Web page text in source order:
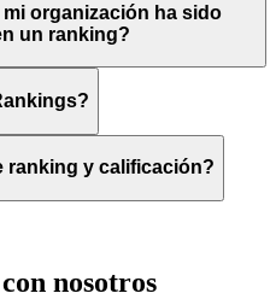
organización ha sido
un ranking?
ranking y calificación?
nosotros